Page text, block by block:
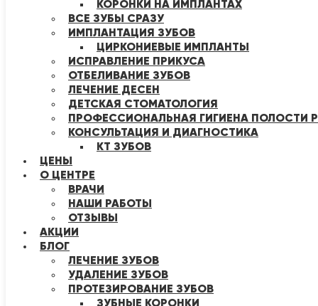
КОРОНКИ НА ИМПЛАНТАХ
ВСЕ ЗУБЫ СРАЗУ
ИМПЛАНТАЦИЯ ЗУБОВ
ЦИРКОНИЕВЫЕ ИМПЛАНТЫ
ИСПРАВЛЕНИЕ ПРИКУСА
ОТБЕЛИВАНИЕ ЗУБОВ
ЛЕЧЕНИЕ ДЕСЕН
ДЕТСКАЯ СТОМАТОЛОГИЯ
ПРОФЕССИОНАЛЬНАЯ ГИГИЕНА ПОЛОСТИ
КОНСУЛЬТАЦИЯ И ДИАГНОСТИКА
КТ ЗУБОВ
ЦЕНЫ
О ЦЕНТРЕ
ВРАЧИ
НАШИ РАБОТЫ
ОТЗЫВЫ
АКЦИИ
БЛОГ
ЛЕЧЕНИЕ ЗУБОВ
УДАЛЕНИЕ ЗУБОВ
ПРОТЕЗИРОВАНИЕ ЗУБОВ